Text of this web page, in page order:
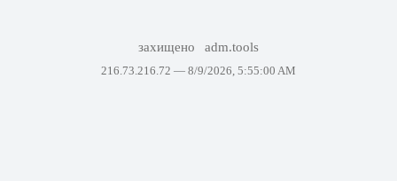
захищено adm.tools
216.73.216.72 — 8/9/2026, 5:55:00 AM